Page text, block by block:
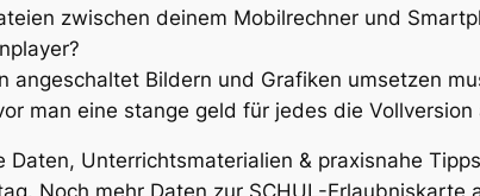
zwischen deinem Mobilrechner und
angeschaltet Bildern und Grafiken umsetzen
man eine stange geld für jedes die Vollversion
Unterrichtsmaterialien & praxisnahe